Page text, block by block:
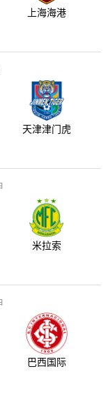
上海海港
天津津门虎
米拉索
巴西国际